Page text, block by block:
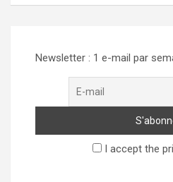
Newsletter : 1 e-mail par
I accept the